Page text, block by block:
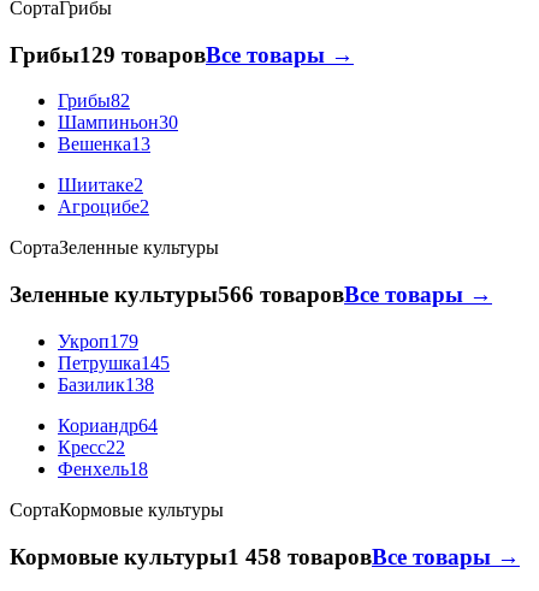
СортаГрибы
Грибы129 товаровВсе товары →
Грибы82
Шампиньон30
Вешенка13
Шиитаке2
Агроцибе2
СортаЗеленные культуры
Зеленные культуры566 товаровВсе товары →
Укроп179
Петрушка145
Базилик138
Кориандр64
Кресс22
Фенхель18
СортаКормовые культуры
Кормовые культуры1 458 товаровВсе товары →